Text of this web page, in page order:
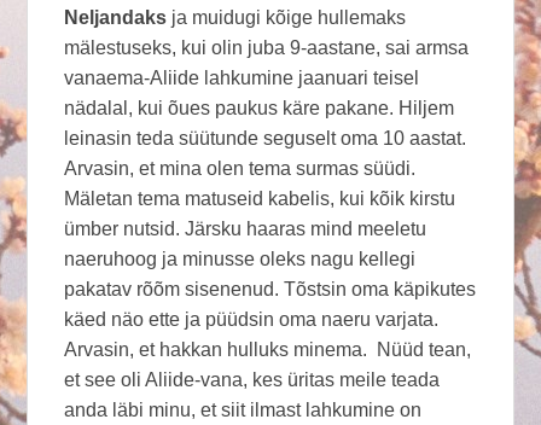
Neljandaks ja muidugi kõige hullemaks
mälestuseks, kui olin juba 9-aastane, sai armsa
vanaema-Aliide lahkumine jaanuari teisel
nädalal, kui õues paukus käre pakane. Hiljem
leinasin teda süütunde seguselt oma 10 aastat.
Arvasin, et mina olen tema surmas süüdi.
Mäletan tema matuseid kabelis, kui kõik kirstu
ümber nutsid. Järsku haaras mind meeletu
naeruhoog ja minusse oleks nagu kellegi
pakatav rõõm sisenenud. Tõstsin oma käpikutes
käed näo ette ja püüdsin oma naeru varjata.
Arvasin, et hakkan hulluks minema. Nüüd tean,
et see oli Aliide-vana, kes üritas meile teada
anda läbi minu, et siit ilmast lahkumine on